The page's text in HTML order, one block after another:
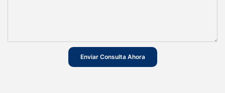
Enviar Consulta Ahora